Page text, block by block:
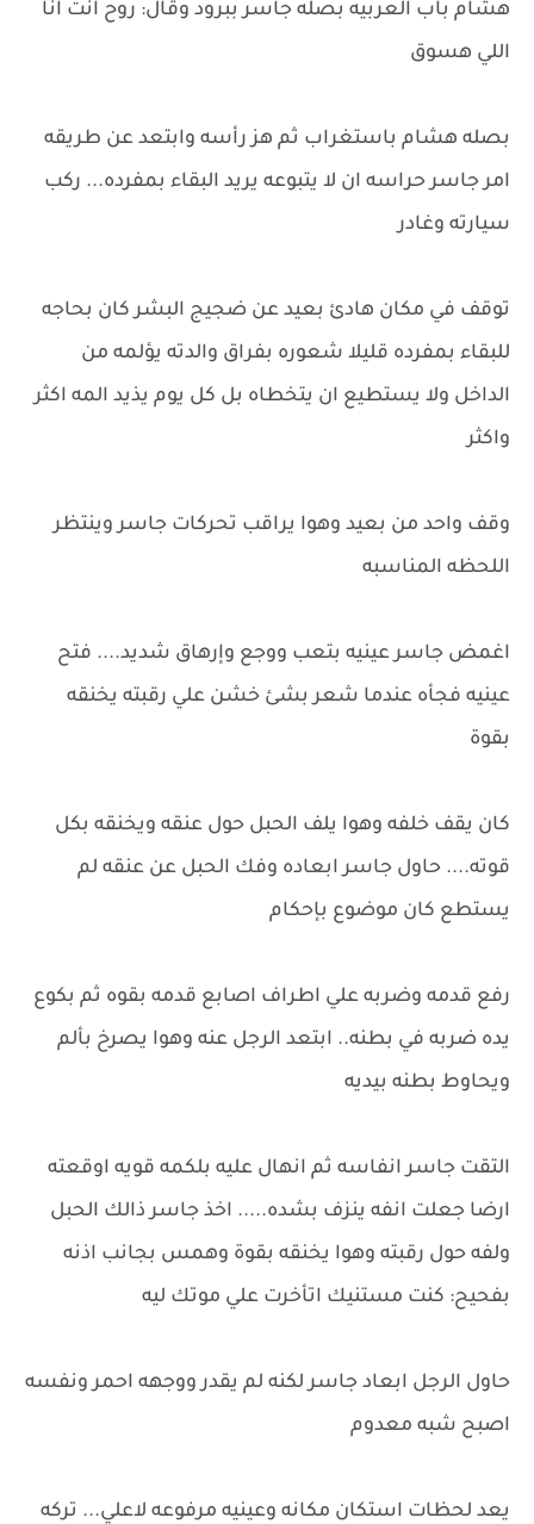
هشام باب العربيه بصله جاسر ببرود وقال: روح انت انا
اللي هسوق
بصله هشام باستغراب ثم هز رأسه وابتعد عن طريقه
امر جاسر حراسه ان لا يتبوعه يريد البقاء بمفرده... ركب
سيارته وغادر
توقف في مكان هادئ بعيد عن ضجيج البشر كان بحاجه
للبقاء بمفرده قليلا شعوره بفراق والدته يؤلمه من
الداخل ولا يستطيع ان يتخطاه بل كل يوم يذيد المه اكثر
واكثر
وقف واحد من بعيد وهوا يراقب تحركات جاسر وينتظر
اللحظه المناسبه
اغمض جاسر عينيه بتعب ووجع وإرهاق شديد.... فتح
عينيه فجأه عندما شعر بشئ خشن علي رقبته يخنقه
بقوة
كان يقف خلفه وهوا يلف الحبل حول عنقه ويخنقه بكل
قوته.... حاول جاسر ابعاده وفك الحبل عن عنقه لم
يستطع كان موضوع بإحكام
رفع قدمه وضربه علي اطراف اصابع قدمه بقوه ثم بكوع
يده ضربه في بطنه.. ابتعد الرجل عنه وهوا يصرخ بألم
ويحاوط بطنه بيديه
التقت جاسر انفاسه ثم انهال عليه بلكمه قويه اوقعته
ارضا جعلت انفه ينزف بشده..... اخذ جاسر ذالك الحبل
ولفه حول رقبته وهوا يخنقه بقوة وهمس بجانب اذنه
بفحيح: كنت مستنيك اتأخرت علي موتك ليه
حاول الرجل ابعاد جاسر لكنه لم يقدر ووجهه احمر ونفسه
اصبح شبه معدوم
يعد لحظات استكان مكانه وعينيه مرفوعه لاعلي... تركه